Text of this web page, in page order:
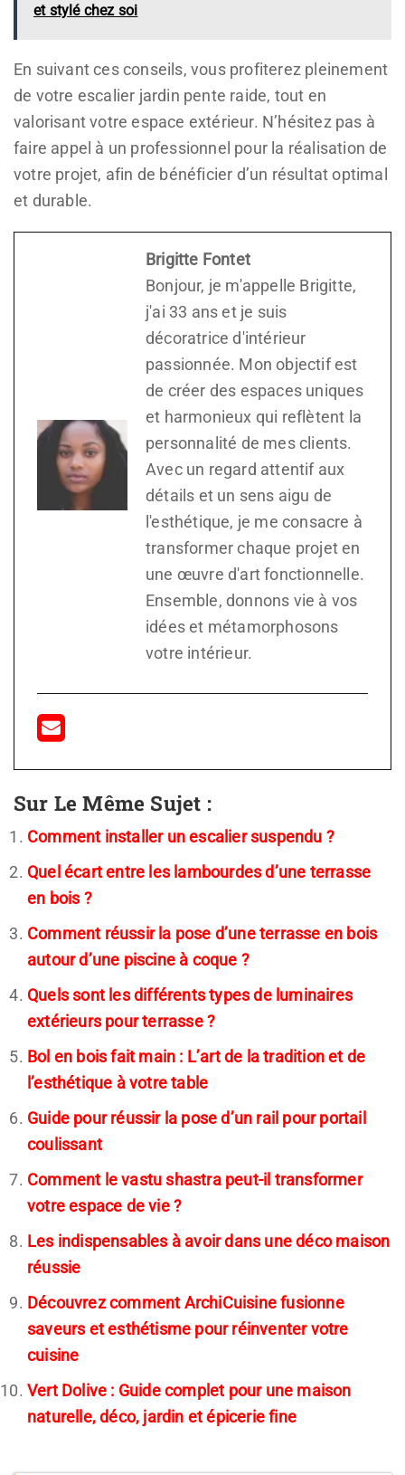
et stylé chez soi
En suivant ces conseils, vous profiterez pleinement
de votre escalier jardin pente raide, tout en
valorisant votre espace extérieur. N’hésitez pas à
faire appel à un professionnel pour la réalisation de
votre projet, afin de bénéficier d’un résultat optimal
et durable.
Brigitte Fontet
Bonjour, je m'appelle Brigitte,
j'ai 33 ans et je suis
décoratrice d'intérieur
passionnée. Mon objectif est
de créer des espaces uniques
et harmonieux qui reflètent la
personnalité de mes clients.
Avec un regard attentif aux
détails et un sens aigu de
l'esthétique, je me consacre à
transformer chaque projet en
une œuvre d'art fonctionnelle.
Ensemble, donnons vie à vos
idées et métamorphosons
votre intérieur.
Sur Le Même Sujet :
Comment installer un escalier suspendu ?
Quel écart entre les lambourdes d’une terrasse
en bois ?
Comment réussir la pose d’une terrasse en bois
autour d’une piscine à coque ?
Quels sont les différents types de luminaires
extérieurs pour terrasse ?
Bol en bois fait main : L’art de la tradition et de
l’esthétique à votre table
Guide pour réussir la pose d’un rail pour portail
coulissant
Comment le vastu shastra peut-il transformer
votre espace de vie ?
Les indispensables à avoir dans une déco maison
réussie
Découvrez comment ArchiCuisine fusionne
saveurs et esthétisme pour réinventer votre
cuisine
Vert Dolive : Guide complet pour une maison
naturelle, déco, jardin et épicerie fine